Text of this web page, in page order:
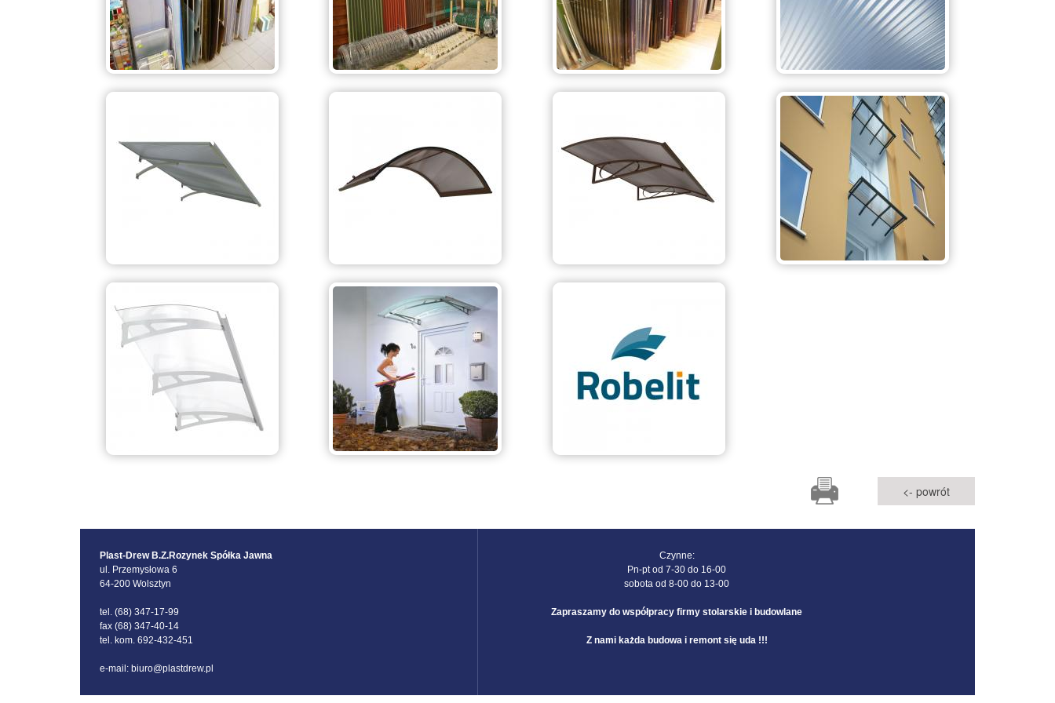
<- powrót
Plast-Drew B.Z.Rozynek Spółka Jawna
ul. Przemysłowa 6
64-200 Wolsztyn
tel. (68) 347-17-99
fax (68) 347-40-14
tel. kom. 692-432-451
e-mail: biuro@plastdrew.pl
Czynne:
Pn-pt od 7-30 do 16-00
sobota od 8-00 do 13-00
Zapraszamy do współpracy firmy stolarskie i budowlane
Z nami każda budowa i remont się uda !!!